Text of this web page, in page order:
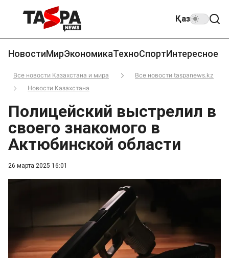
Қаз
НовостиМирЭкономикаТехноСпортИнтересное
Все новости Казахстана и мира
Все новости taspanews.kz
Новости Казахстана
26 марта 2025 16:01
Полицейский выстрелил в
своего знакомого в
Актюбинской области